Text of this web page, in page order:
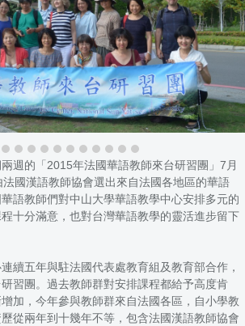
兩週的「2015年法國華語教師來台研習團」7月
國漢語教師協會選出來自法國各地區的華語
語教師們對中山大學華語教學中心安排多元的
十分滿意，也對台灣華語教學的靈活進步留下
續五年與駐法國代表處教育組及教育部合作，
習團。過去教師群對安排課程都給予高度肯
加，今年參與教師群來自法國各區，自小學教
從兩年到十幾年不等，包含法國漢語教師協會